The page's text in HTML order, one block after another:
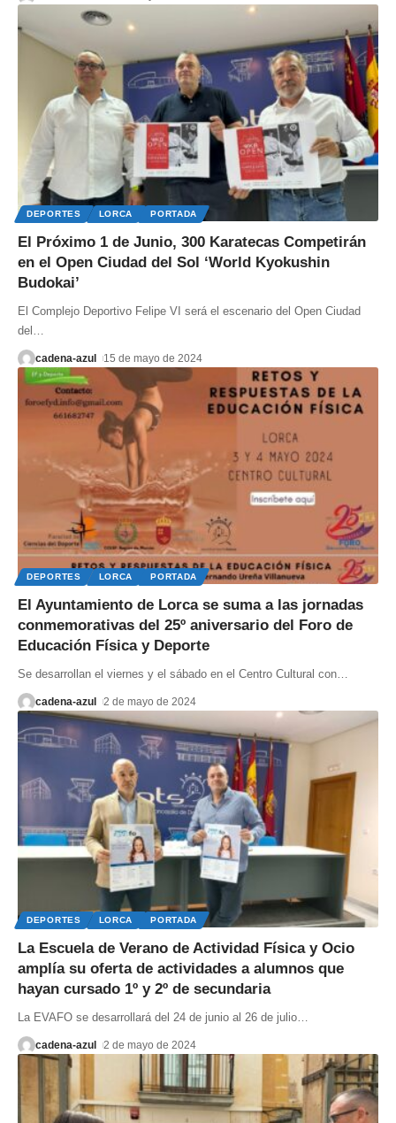
DEPORTES LORCA PORTADA
El Próximo 1 de Junio, 300 Karatecas Competirán
en el Open Ciudad del Sol ‘World Kyokushin
Budokai’
El Complejo Deportivo Felipe VI será el escenario del Open Ciudad
del …
cadena-azul 15 de mayo de 2024
DEPORTES LORCA PORTADA
El Ayuntamiento de Lorca se suma a las jornadas
conmemorativas del 25º aniversario del Foro de
Educación Física y Deporte
Se desarrollan el viernes y el sábado en el Centro Cultural con
cadena-azul 2 de mayo de 2024
DEPORTES LORCA PORTADA
La Escuela de Verano de Actividad Física y Ocio
amplía su oferta de actividades a alumnos que
hayan cursado 1º y 2º de secundaria
La EVAFO se desarrollará del 24 de junio al 26 de julio
cadena-azul 2 de mayo de 2024